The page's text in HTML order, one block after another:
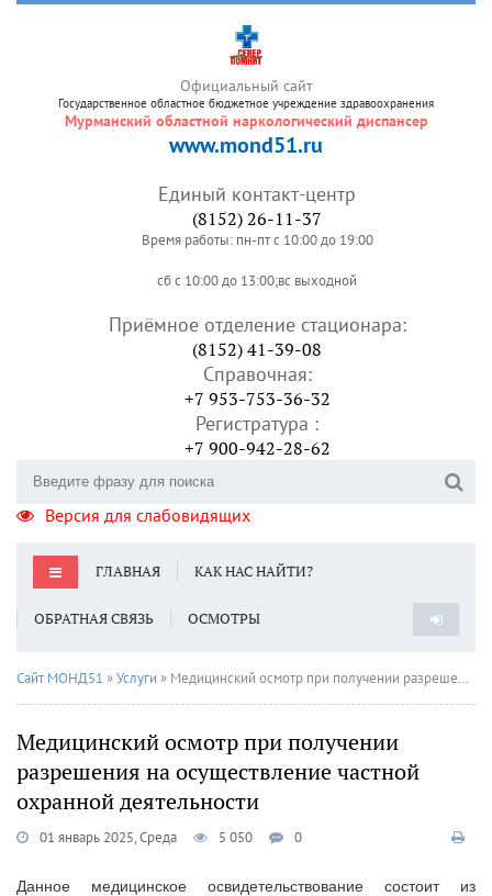
Официальный сайт
Государственное областное бюджетное учреждение здравоохранения
Мурманский областной наркологический диспансер
www.mond51.ru
Версия для слабовидящих
Единый контакт-центр
(8152) 26-11-37
Время работы: пн-пт с 10:00 до 19:00
сб с 10:00 до 13:00;вс выходной
Приёмное отделение стационара:
(8152) 41-39-08
Справочная:
+7 953-753-36-32
Регистратура :
+7 900-942-28-62
ГЛАВНАЯ КАК НАС НАЙТИ?
ОБРАТНАЯ СВЯЗЬ ОСМОТРЫ
Сайт МОНД51 »Услуги » Медицинский осмотр при получении разрешения на осуществление частной охранной деятельности
Медицинский осмотр при получении
разрешения на осуществление частной
охранной деятельности
01 январь 2025, Среда 5 050 0
Данное медицинское освидетельствование состоит из